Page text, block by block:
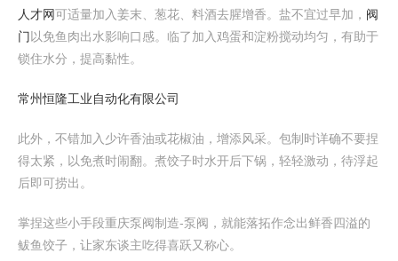
人才网可适量加入姜末、葱花、料酒去腥增香。盐不宜过早加， 阀
门 以免鱼肉出水影响口感。临了加入鸡蛋和淀粉搅动均匀，有助于
锁住水分，提高黏性。
常州恒隆工业自动化有限公司
此外，不错加入少许香油或花椒油，增添风采。包制时详确不要捏
得太紧，以免煮时闹翻。煮饺子时水开后下锅，轻轻激动，待浮起
后即可捞出。
掌捏这些小手段 重庆泵阀制造-泵阀，就能落拓作念出鲜香四溢的
鲅鱼饺子，让家东谈主吃得喜跃又称心。